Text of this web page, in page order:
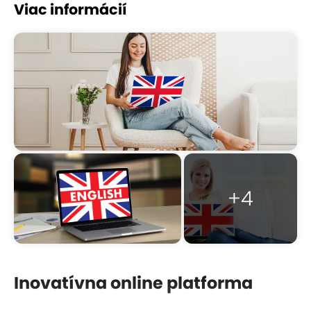
Viac informácií
+4
Inovatívna online platforma